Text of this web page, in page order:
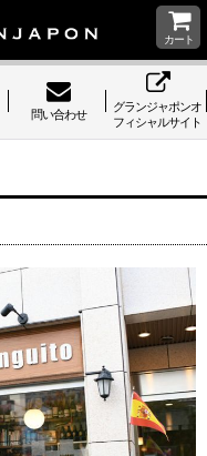
カート
問い合わせ
グランジャポンオ
フィシャルサイト